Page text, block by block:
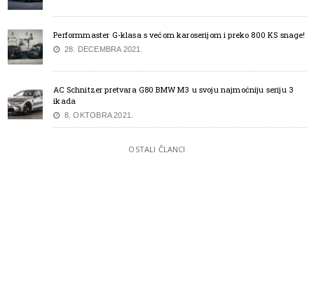
Performmaster G-klasa s većom karoserijom i preko 800 KS snage!
28. DECEMBRA 2021.
AC Schnitzer pretvara G80 BMW M3 u svoju najmoćniju seriju 3
ikada
8. OKTOBRA 2021.
OSTALI ČLANCI